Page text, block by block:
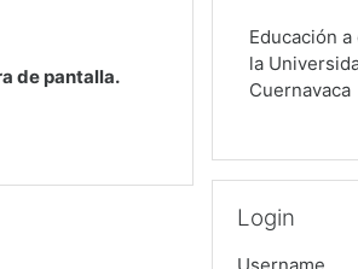
de pantalla.
Educación
la
Cuernavaca
Login